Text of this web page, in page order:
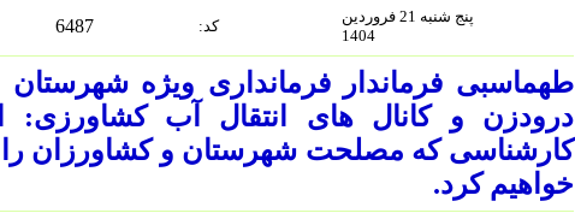
6487 :كد
پنج شنبه 21 فروردین
1404
طهماسبی فرماندار فرمانداری ویژه
درودزن و کانال های انتقال آب کشاورزی:
کارشناسی که مصلحت شهرستان و کشاورزان را
خواهیم کرد.